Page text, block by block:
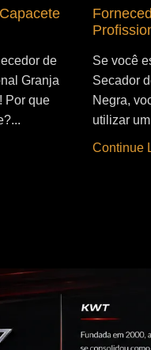
de
Granja
Por que
Se você
Secador
Negra,
utilizar
Continue